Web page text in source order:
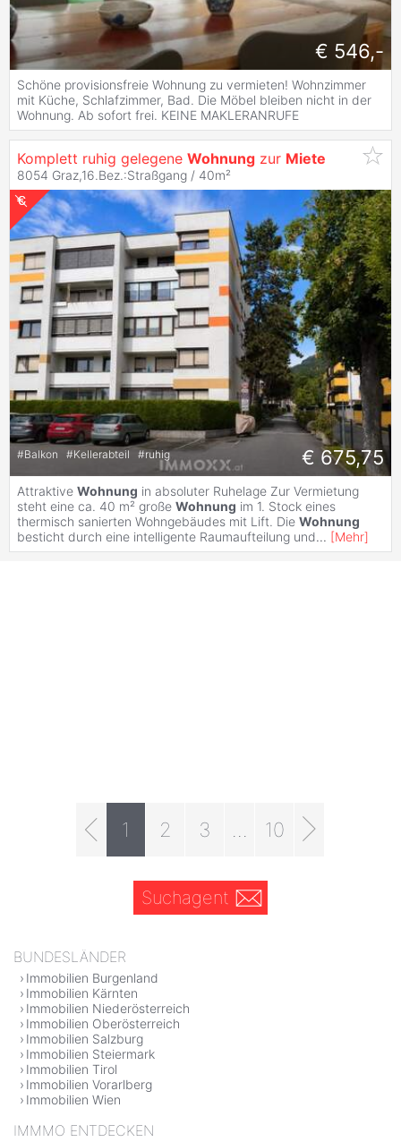
€ 546,-
Schöne provisionsfreie Wohnung zu vermieten! Wohnzimmer
mit Küche, Schlafzimmer, Bad. Die Möbel bleiben nicht in der
Wohnung. Ab sofort frei. KEINE MAKLERANRUFE
Komplett ruhig gelegene Wohnung zur Miete
8054 Graz,16.Bez.:Straßgang / 40m²
#Balkon #Kellerabteil #ruhig € 675,75
Attraktive Wohnung in absoluter Ruhelage Zur Vermietung
steht eine ca. 40 m² große Wohnung im 1. Stock eines
thermisch sanierten Wohngebäudes mit Lift. Die Wohnung
besticht durch eine intelligente Raumaufteilung und... [Mehr]
1 2 3 10
Suchagent
BUNDESLÄNDER
Immobilien Burgenland
Immobilien Kärnten
Immobilien Niederösterreich
Immobilien Oberösterreich
Immobilien Salzburg
Immobilien Steiermark
Immobilien Tirol
Immobilien Vorarlberg
Immobilien Wien
IMMMO ENTDECKEN